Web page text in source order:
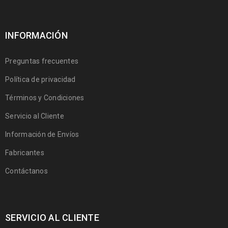
INFORMACIÓN
Preguntas frecuentes
Política de privacidad
Términos y Condiciones
Servicio al Cliente
Información de Envíos
Fabricantes
Contáctanos
SERVICIO AL CLIENTE